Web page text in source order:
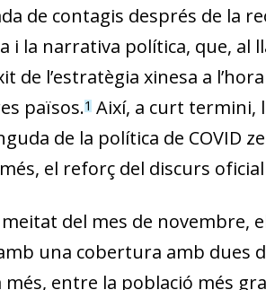
de contagis després de la
i la narrativa política, que, al
de l’estratègia xinesa a
països.1Així, a curt termini,
de la política de COVID
el reforç del discurs
del mes de novembre,
una cobertura amb dues
entre la població més